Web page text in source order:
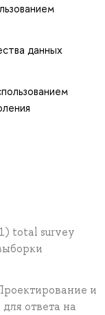
данных
total survey
и
ответа на